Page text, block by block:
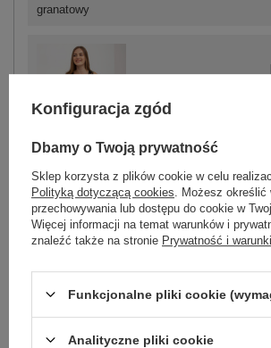
granatowy
czarny
M/L 2016103401970
ZALOGUJ SIĘ I ZOBACZ
Masz pytanie? Chętnie pomożemy.
Zadzwoń+48 601 547 740 Zadaj
Konfiguracja zgód
Dbamy o Twoją prywatność
Sklep korzysta z plików cookie w celu
Polityką dotyczącą cookies . Możesz określić
przechowywania lub dostępu do cookie w
Więcej informacji na temat warunków i
znaleźć także na stronie Prywatność i
Funkcjonalne pliki cookie
Analityczne pliki cookie